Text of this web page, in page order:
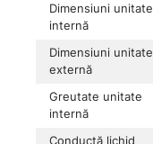
Dimensiuni unitate
internă
Dimensiuni unitate
externă
Greutate unitate
internă
Conductă lichid